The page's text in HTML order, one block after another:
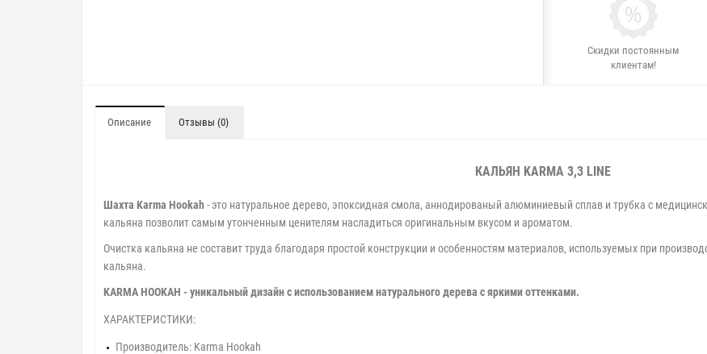
Скидки постоянным
клиентам!
Описание Отзывы (0)
КАЛЬЯН KARMA 3,3 LINE
Шахта Karma Hookah- это натуральное дерево, эпоксидная смола, аннодированый алюминиевый сплав и трубка с
кальяна позволит самым утонченным ценителям насладиться оригинальным вкусом и ароматом.
Очистка кальяна не составит труда благодаря простой конструкции и особенностям материалов, используемых при
кальяна.
KARMA HOOKAH - уникальный дизайн с использованием натурального дерева с яркими оттенками.
ХАРАКТЕРИСТИКИ:
Производитель: Karma Hookah